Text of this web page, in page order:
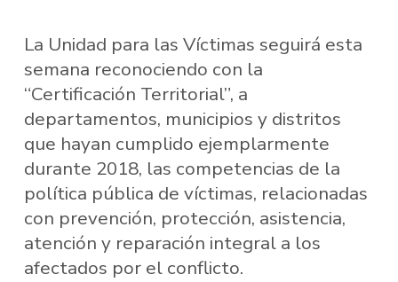
La Unidad para las Víctimas seguirá esta
semana reconociendo con la
“Certificación Territorial”, a
departamentos, municipios y distritos
que hayan cumplido ejemplarmente
durante 2018, las competencias de la
política pública de víctimas, relacionadas
con prevención, protección, asistencia,
atención y reparación integral a los
afectados por el conflicto.